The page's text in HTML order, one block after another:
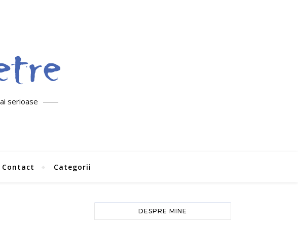
serioase
Contact Categorii
DESPRE MINE